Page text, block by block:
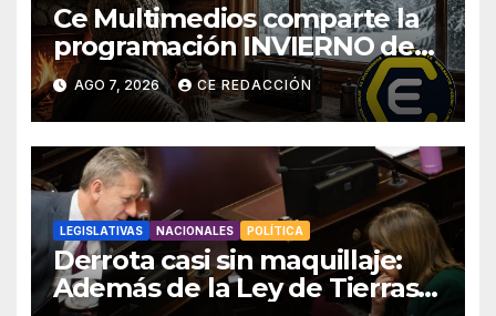
Ce Multimedios comparte la
programación INVIERNO de
Radio Ce
AGO 7, 2026 CE REDACCIÓN
LEGISLATIVAS NACIONALES POLÍTICA
Derrota casi sin maquillaje:
Además de la Ley de Tierras,